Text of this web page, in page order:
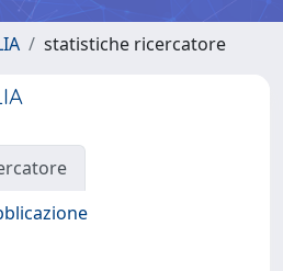
statistiche ricercatore